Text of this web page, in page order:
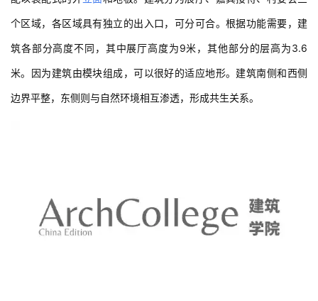
个区域，各区域具有独立的出入口，可分可合。根据功能需要，建
筑各部分高度不同，其中展厅高度为9米，其他部分的层高为3.6
米。因为建筑由模块组成，可以很好的适应地形。建筑南侧和西侧
边界平整，东侧则与自然环境相互渗透，形成共生关系。